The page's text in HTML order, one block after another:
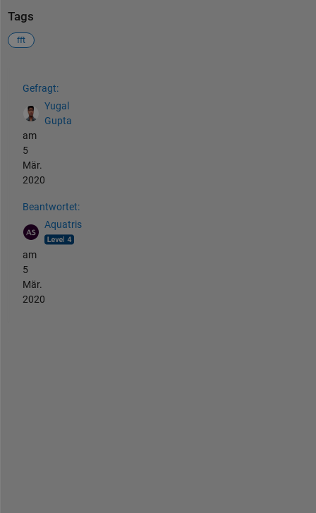
Tags
fft
Gefragt:
Yugal
Gupta
am
5
Mär.
2020
Beantwortet:
Aquatris
am
5
Mär.
2020